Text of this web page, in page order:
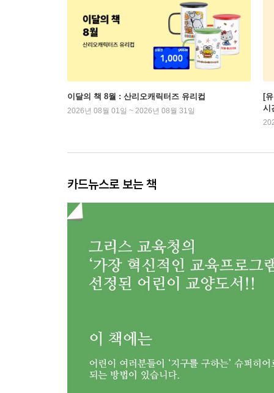
이달의 책 8월 : 산리오캐릭터즈 유리컵
2026년 08월 01일 ~ 2026년 08월 31일
[
시
카드뉴스로 보는 책